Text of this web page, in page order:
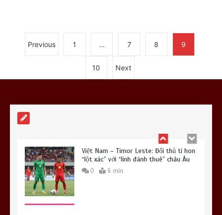
Previous 1 … 7 8 9
10 Next
Bruno Guimaraes: Mảnh ghép cuối cùng
Việt Nam – Timor Leste: Đối thủ tí hon
“lột xác” với “lính đánh thuê” châu Âu
0 6 min